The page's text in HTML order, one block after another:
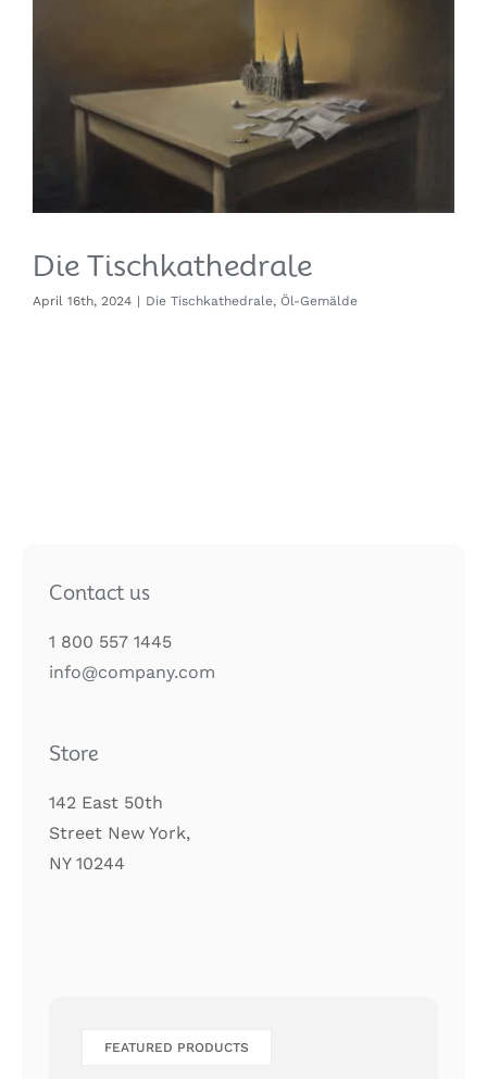
Die Tischkathedrale
April 16th, 2024 | Die Tischkathedrale, Öl-Gemälde
Contact us
1 800 557 1445
info@company.com
Store
142 East 50th
Street New York,
NY 10244
FEATURED PRODUCTS